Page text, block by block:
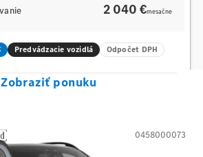
2 040 €mesačne
Predvádzacie vozidlá Odpočet DPH
Zobraziť ponuku
0458000073